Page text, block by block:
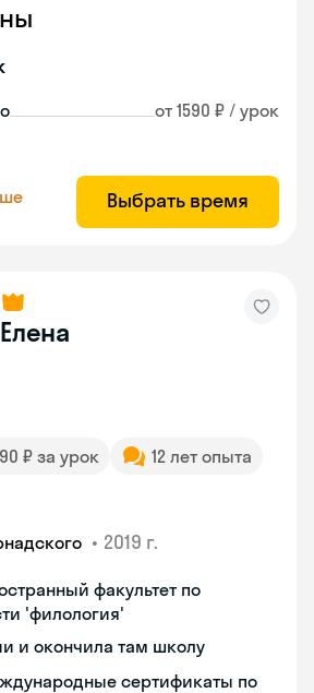
от 1590 ₽ / урок
Выбрать время
Елена
₽ за урок
12 лет опыта
• 2019 г.
факультет по
'филология'
и окончила там школу
сертификаты по